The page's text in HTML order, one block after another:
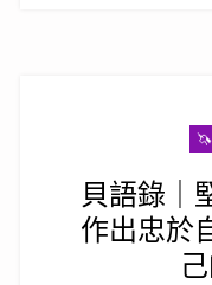
貝語錄｜
作出忠於